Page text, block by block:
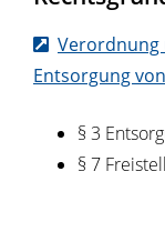
Verordnung
Entsorgung
§ 3
§ 7